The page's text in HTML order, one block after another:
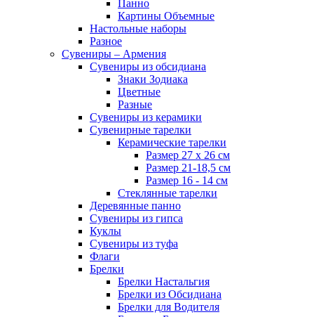
Панно
Картины Объемные
Настольные наборы
Разное
Сувениры – Армения
Сувениры из обсидиана
Знаки Зодиака
Цветные
Разные
Сувениры из керамики
Сувенирные тарелки
Керамические тарелки
Размер 27 х 26 см
Размер 21-18,5 см
Размер 16 - 14 см
Стеклянные тарелки
Деревянные панно
Сувениры из гипса
Куклы
Сувениры из туфа
Флаги
Брелки
Брелки Настальгия
Брелки из Обсидиана
Брелки для Водителя